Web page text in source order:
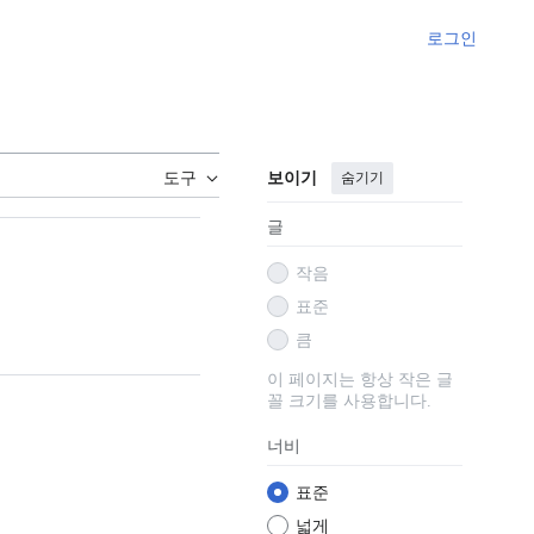
로그인
도구 보이기 숨기기
글
작음
표준
큼
이 페이지는 항상 작은 글
꼴 크기를 사용합니다.
너비
표준
넓게